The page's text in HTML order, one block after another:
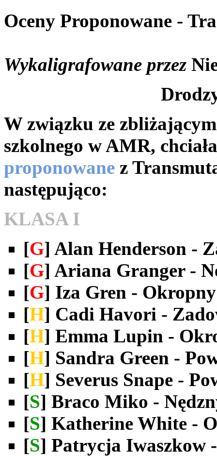
Oceny Proponowane -
Wykaligrafowane przez
W związku ze
szkolnego w AMR,
proponowane z
następująco:
KLASA I
[G] Alan Henderson -
[G] Ariana Granger -
[G] Iza Gren - Okropny
[H] Cadi Havori -
[H] Emma Lupin -
[H] Sandra Green -
[H] Severus Snape -
[S] Braco Miko -
[S] Katherine White -
[S] Patrycja Iwaszkow